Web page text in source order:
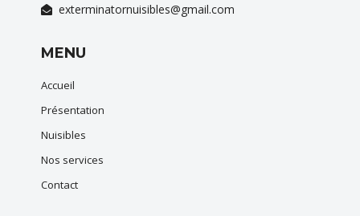
exterminatornuisibles@gmail.com
MENU
Accueil
Présentation
Nuisibles
Nos services
Contact